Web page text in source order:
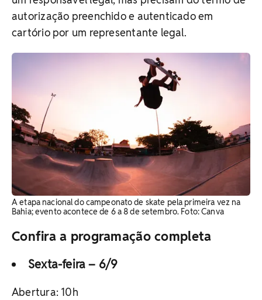
autorização preenchido e autenticado em
cartório por um representante legal.
A etapa nacional do campeonato de skate pela primeira vez na
Bahia; evento acontece de 6 a 8 de setembro. ​Foto: Canva
Confira a programação completa
Sexta-feira – 6/9
Abertura: 10h